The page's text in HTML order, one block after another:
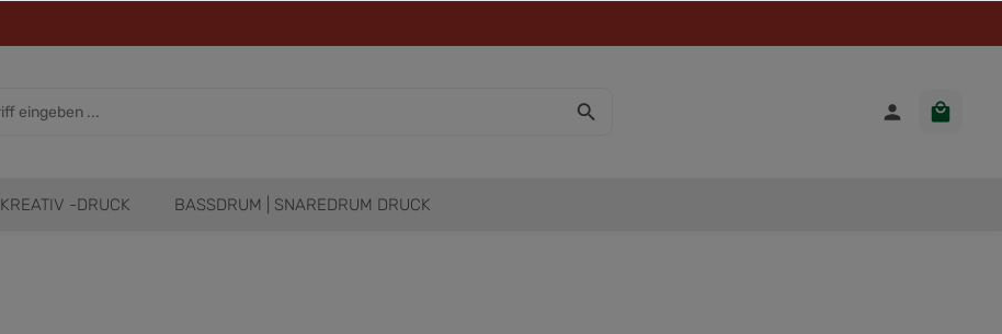
KREATIV -DRUCK BASSDRUM | SNAREDRUM DRUCK